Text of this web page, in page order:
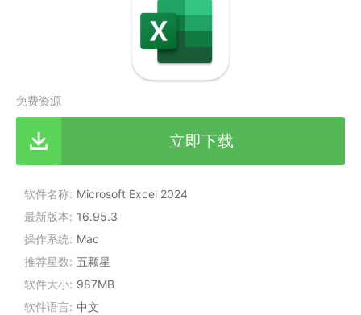
免费资源
立即下载
软件名称 Microsoft Excel 2024
最新版本
16.95.3
操作系统
Mac
推荐星数
五颗星
软件大小 987MB
软件语言 中文